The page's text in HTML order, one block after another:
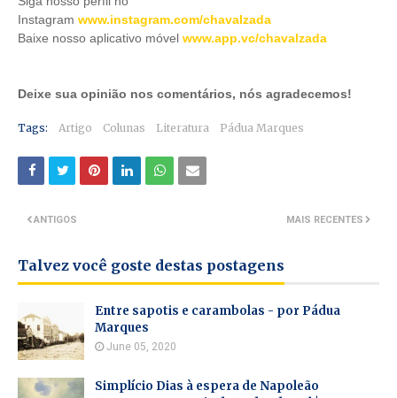
Instagram www.instagram.com/chavalzada
Baixe nosso aplicativo móvel www.app.vc/chavalzada
Deixe sua opinião nos comentários, nós agradecemos!
Tags: Artigo Colunas Literatura Pádua Marques
MAIS RECENTES
ANTIGOS
Talvez você goste destas postagens
Entre sapotis e carambolas - por Pádua
Marques
June 05, 2020
Simplício Dias à espera de Napoleão